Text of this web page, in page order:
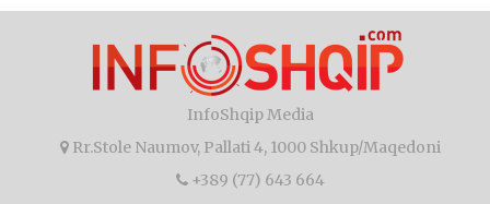
InfoShqip Media
Rr.Stole Naumov, Pallati 4, 1000 Shkup/Maqedoni
+389 (77) 643 664